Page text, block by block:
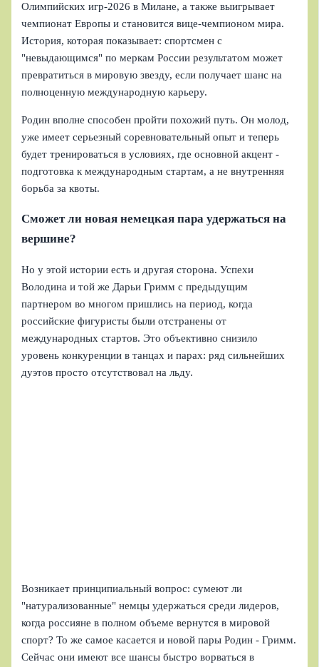
Олимпийских игр‑2026 в Милане, а также выигрывает
чемпионат Европы и становится вице-чемпионом мира.
История, которая показывает: спортсмен с
"невыдающимся" по меркам России результатом может
превратиться в мировую звезду, если получает шанс на
полноценную международную карьеру.
Родин вполне способен пройти похожий путь. Он молод,
уже имеет серьезный соревновательный опыт и теперь
будет тренироваться в условиях, где основной акцент -
подготовка к международным стартам, а не внутренняя
борьба за квоты.
Сможет ли новая немецкая пара удержаться на
вершине?
Но у этой истории есть и другая сторона. Успехи
Володина и той же Дарьи Гримм с предыдущим
партнером во многом пришлись на период, когда
российские фигуристы были отстранены от
международных стартов. Это объективно снизило
уровень конкуренции в танцах и парах: ряд сильнейших
дуэтов просто отсутствовал на льду.
Возникает принципиальный вопрос: сумеют ли
"натурализованные" немцы удержаться среди лидеров,
когда россияне в полном объеме вернутся в мировой
спорт? То же самое касается и новой пары Родин - Гримм.
Сейчас они имеют все шансы быстро ворваться в